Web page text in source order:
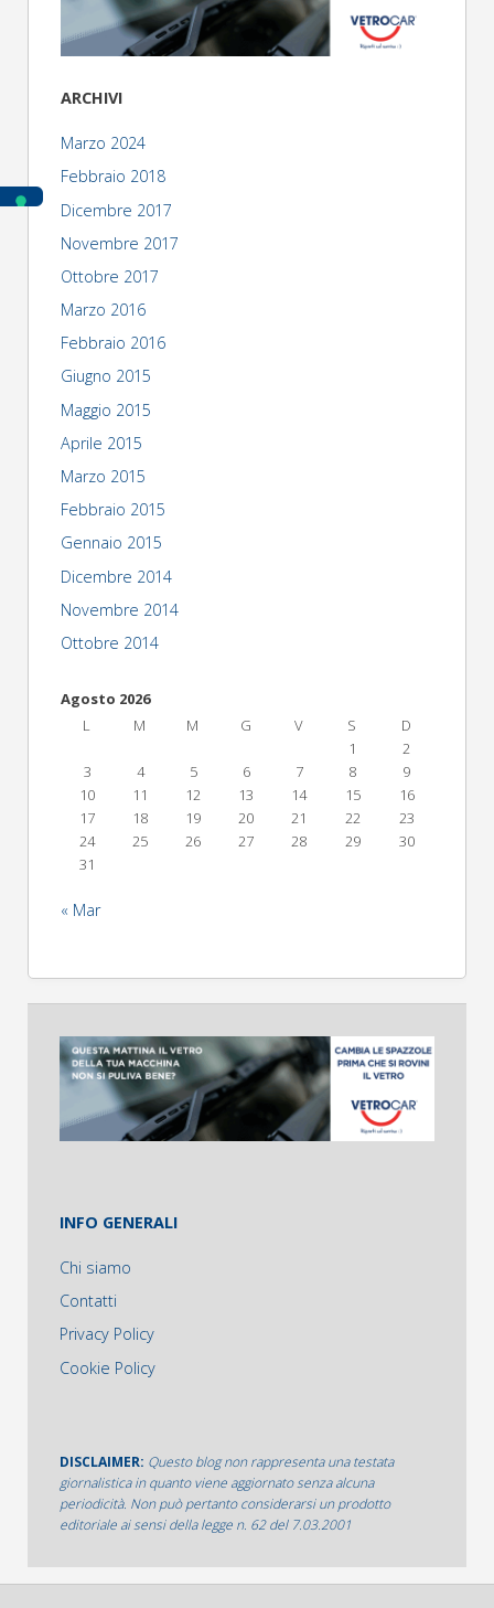
ARCHIVI
Marzo 2024
Febbraio 2018
Dicembre 2017
Novembre 2017
Ottobre 2017
Marzo 2016
Febbraio 2016
Giugno 2015
Maggio 2015
Aprile 2015
Marzo 2015
Febbraio 2015
Gennaio 2015
Dicembre 2014
Novembre 2014
Ottobre 2014
Agosto 2026
L
M M G V S
D
1
2
3
4 5 6 7 8
9
10
11 12 13 14 15
16
17
18 19 20 21 22
23
24
25 26 27 28 29
30
31
« Mar
INFO GENERALI
Chi siamo
Contatti
Privacy Policy
Cookie Policy
DISCLAIMER: Questo blog non rappresenta una testata
giornalistica in quanto viene aggiornato senza alcuna
periodicità. Non può pertanto considerarsi un prodotto
editoriale ai sensi della legge n. 62 del 7.03.2001